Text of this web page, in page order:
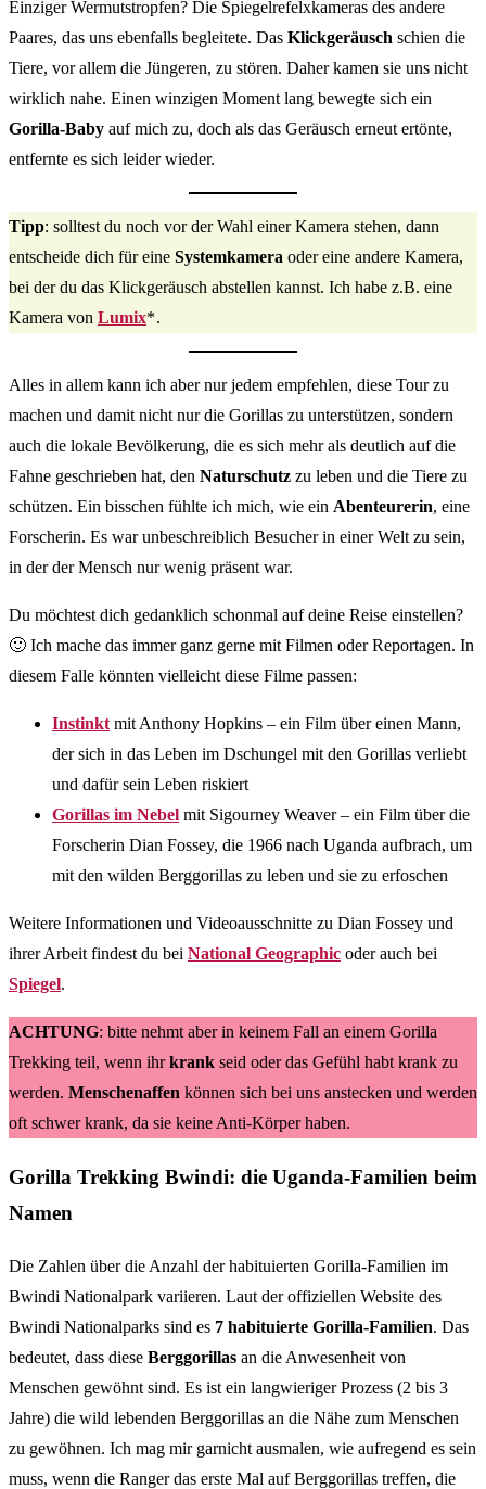
Einziger Wermutstropfen? Die Spiegelrefelxkameras des andere
Paares, das uns ebenfalls begleitete. Das Klickgeräusch schien die
Tiere, vor allem die Jüngeren, zu stören. Daher kamen sie uns nicht
wirklich nahe. Einen winzigen Moment lang bewegte sich ein
Gorilla-Baby auf mich zu, doch als das Geräusch erneut ertönte,
entfernte es sich leider wieder.
Tipp: solltest du noch vor der Wahl einer Kamera stehen, dann
entscheide dich für eine Systemkamera oder eine andere Kamera,
bei der du das Klickgeräusch abstellen kannst. Ich habe z.B. eine
Kamera von Lumix*.
Alles in allem kann ich aber nur jedem empfehlen, diese Tour zu
machen und damit nicht nur die Gorillas zu unterstützen, sondern
auch die lokale Bevölkerung, die es sich mehr als deutlich auf die
Fahne geschrieben hat, den Naturschutz zu leben und die Tiere zu
schützen. Ein bisschen fühlte ich mich, wie ein Abenteurerin, eine
Forscherin. Es war unbeschreiblich Besucher in einer Welt zu sein,
in der der Mensch nur wenig präsent war.
Du möchtest dich gedanklich schonmal auf deine Reise einstellen?
🙂 Ich mache das immer ganz gerne mit Filmen oder Reportagen. In
diesem Falle könnten vielleicht diese Filme passen:
Instinktmit Anthony Hopkins – ein Film über einen Mann,
der sich in das Leben im Dschungel mit den Gorillas verliebt
und dafür sein Leben riskiert
Gorillas im Nebel mit Sigourney Weaver – ein Film über die
Forscherin Dian Fossey, die 1966 nach Uganda aufbrach, um
mit den wilden Berggorillas zu leben und sie zu erfoschen
Weitere Informationen und Videoausschnitte zu Dian Fossey und
ihrer Arbeit findest du bei National Geographic oder auch bei
Spiegel.
ACHTUNG: bitte nehmt aber in keinem Fall an einem Gorilla
Trekking teil, wenn ihrkrank seid oder das Gefühl habt krank zu
werden. Menschenaffen können sich bei uns anstecken und werden
oft schwer krank, da sie keine Anti-Körper haben.
Gorilla Trekking Bwindi: die Uganda-Familien beim
Namen
Die Zahlen über die Anzahl der habituierten Gorilla-Familien im
Bwindi Nationalpark variieren. Laut der offiziellen Website des
Bwindi Nationalparks sind es 7 habituierte Gorilla-Familien. Das
bedeutet, dass diese Berggorillas an die Anwesenheit von
Menschen gewöhnt sind. Es ist ein langwieriger Prozess (2 bis 3
Jahre) die wild lebenden Berggorillas an die Nähe zum Menschen
zu gewöhnen. Ich mag mir garnicht ausmalen, wie aufregend es sein
muss, wenn die Ranger das erste Mal auf Berggorillas treffen, die